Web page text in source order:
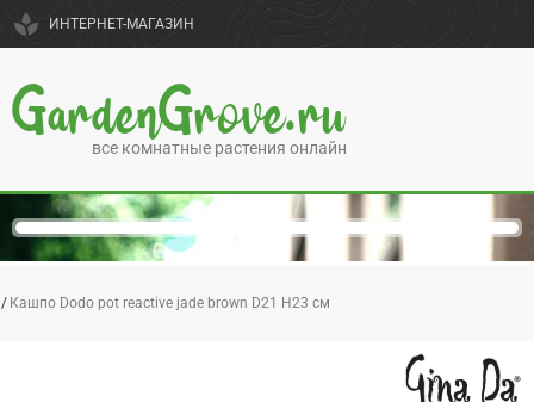
spa ИНТЕРНЕТ-МАГАЗИН
GardenGrove.ru
все комнатные растения онлайн
Кашпо Dodo pot reactive jade brown D21 H23 см